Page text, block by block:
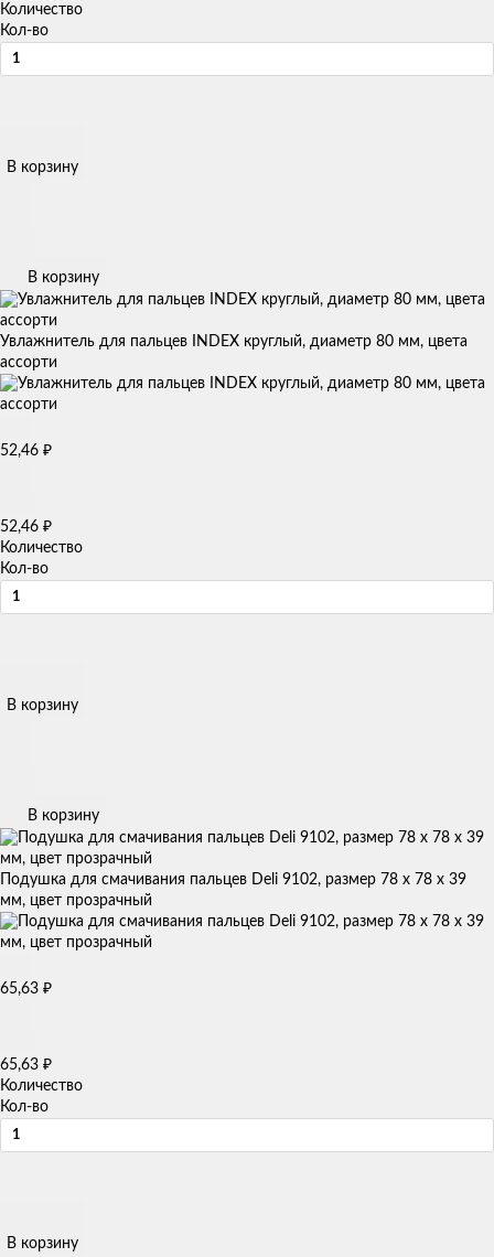
Количество
Кол-во
В корзину
В корзину
Увлажнитель для пальцев INDEX круглый, диаметр 80 мм, цвета
ассорти
52,46 ₽
52,46 ₽
Количество
Кол-во
В корзину
В корзину
Подушка для смачивания пальцев Deli 9102, размер 78 х 78 х 39
мм, цвет прозрачный
65,63 ₽
65,63 ₽
Количество
Кол-во
В корзину